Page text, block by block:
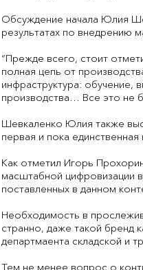
Обсуждение начала Юлия
результатах по внедрению
“Прежде всего, стоит
полная цепь от
инфраструктура: обучение,
производства… Все это не
Шевкаленко Юлия также
первая и пока
Как отметил Игорь
масштабной цифровизации
поставленных в данном
Необходимость в
странно, даже такой бренд
департмаента складской и
Тем не менее вопрос о